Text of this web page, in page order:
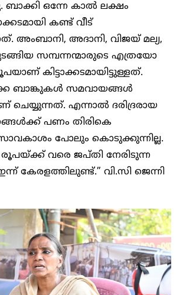
ബാക്കി ഒന്നേ കാൽ ലക്ഷം
കണ്ട് വീട്
അംബാനി, അദാനി, വിജയ് മല്യ,
സമ്പന്നന്മാരുടെ എത്രയോ
കിട്ടാക്കടമായിട്ടുള്ളത്.
ബാങ്കുകൾ സമവായങ്ങൾ
ചെയ്യുന്നത്. എന്നാൽ ദരിദ്രരായ
പണം തിരികെ
പോലും കൊടുക്കുന്നില്ല.
രൂപയ്ക്ക് വരെ ജപ്തി നേരിടുന്ന
കേരളത്തിലുണ്ട്.” വി.സി ജെന്നി